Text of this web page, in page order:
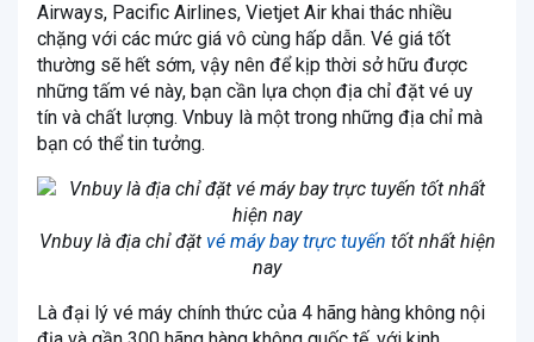
Airways, Pacific Airlines, Vietjet Air khai thác nhiều
chặng với các mức giá vô cùng hấp dẫn. Vé giá tốt
thường sẽ hết sớm, vậy nên để kịp thời sở hữu được
những tấm vé này, bạn cần lựa chọn địa chỉ đặt vé uy
tín và chất lượng. Vnbuy là một trong những địa chỉ mà
bạn có thể tin tưởng.
Vnbuy là địa chỉ đặt vé máy bay trực tuyến tốt nhất hiện
nay
Là đại lý vé máy chính thức của 4 hãng hàng không nội